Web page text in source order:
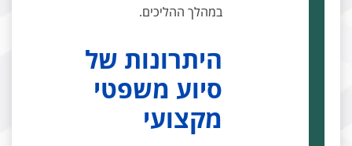
במהלך ההליכים.
היתרונות של
סיוע משפטי
מקצועי